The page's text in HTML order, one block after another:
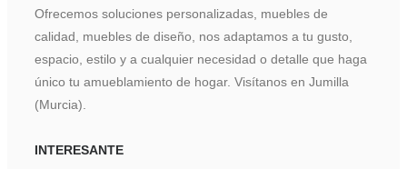
Ofrecemos soluciones personalizadas, muebles de
calidad, muebles de diseño, nos adaptamos a tu gusto,
espacio, estilo y a cualquier necesidad o detalle que haga
único tu amueblamiento de hogar. Visítanos en Jumilla
(Murcia).
INTERESANTE